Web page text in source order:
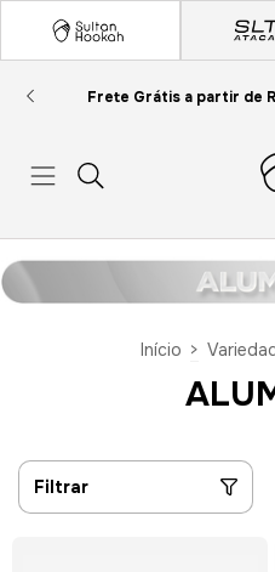
Frete Grátis a partir de
Início >
Filtrar